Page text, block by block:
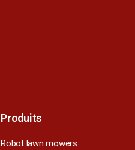
Produits
Robot lawn mowers